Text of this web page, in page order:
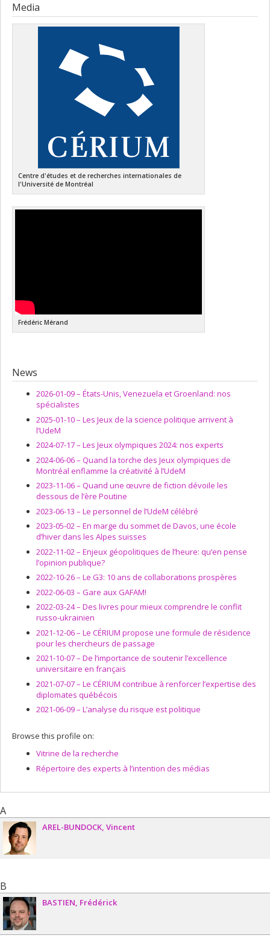
Media
Centre d'études et de recherches internationales de
l'Université de Montréal
Frédéric Mérand
News
2026-01-09 – États-Unis, Venezuela et Groenland: nos
spécialistes
2025-01-10 – Les Jeux de la science politique arrivent à
l’UdeM
2024-07-17 – Les Jeux olympiques 2024: nos experts
2024-06-06 – Quand la torche des Jeux olympiques de
Montréal enflamme la créativité à l’UdeM
2023-11-06 – Quand une œuvre de fiction dévoile les
dessous de l’ère Poutine
2023-06-13 – Le personnel de l’UdeM célébré
2023-05-02 – En marge du sommet de Davos, une école
d’hiver dans les Alpes suisses
2022-11-02 – Enjeux géopolitiques de l’heure: qu’en pense
l’opinion publique?
2022-10-26 – Le G3: 10 ans de collaborations prospères
2022-06-03 – Gare aux GAFAM!
2022-03-24 – Des livres pour mieux comprendre le conflit
russo-ukrainien
2021-12-06 – Le CÉRIUM propose une formule de résidence
pour les chercheurs de passage
2021-10-07 – De l’importance de soutenir l’excellence
universitaire en français
2021-07-07 – Le CÉRIUM contribue à renforcer l’expertise des
diplomates québécois
2021-06-09 – L’analyse du risque est politique
Browse this profile on:
Vitrine de la recherche
Répertoire des experts à l’intention des médias
A
AREL-BUNDOCK Vincent
B
BASTIEN Frédérick